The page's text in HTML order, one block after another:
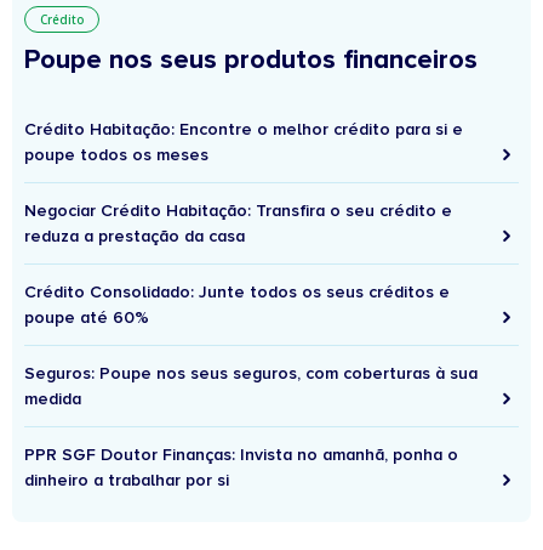
Crédito
Poupe nos seus produtos financeiros
Crédito Habitação: Encontre o melhor crédito para si e
poupe todos os meses
Negociar Crédito Habitação: Transfira o seu crédito e
reduza a prestação da casa
Crédito Consolidado: Junte todos os seus créditos e
poupe até 60%
Seguros: Poupe nos seus seguros, com coberturas à sua
medida
PPR SGF Doutor Finanças: Invista no amanhã, ponha o
dinheiro a trabalhar por si